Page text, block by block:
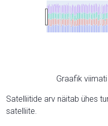
Graafik
Satelliitide arv näitab ühes
satelliite.